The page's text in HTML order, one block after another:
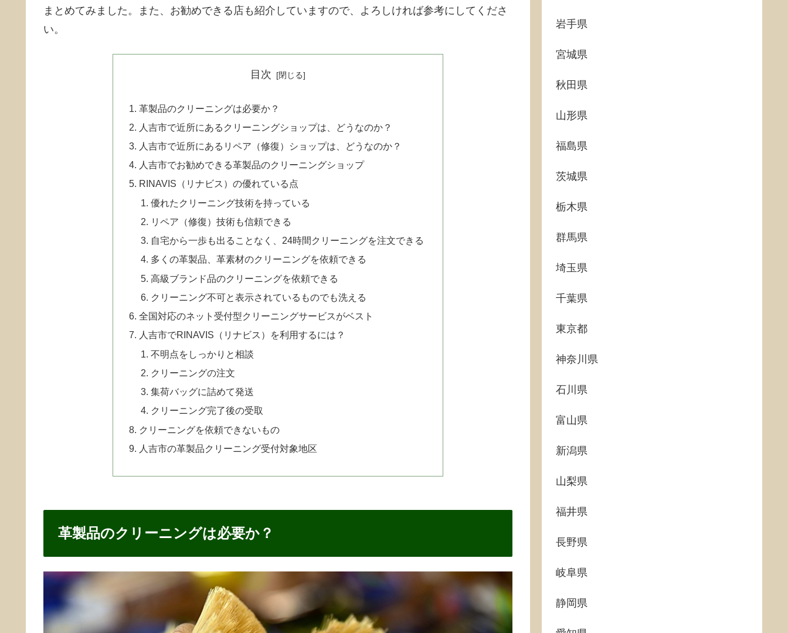
まとめてみました。また、お勧めできる店も紹介していますので、よろしければ参考にしてくださ
い。
目次
革製品のクリーニングは必要か？
人吉市で近所にあるクリーニングショップは、どうなのか？
人吉市で近所にあるリペア（修復）ショップは、どうなのか？
人吉市でお勧めできる革製品のクリーニングショップ
RINAVIS（リナビス）の優れている点
優れたクリーニング技術を持っている
リペア（修復）技術も信頼できる
自宅から一歩も出ることなく、24時間クリーニングを注文できる
多くの革製品、革素材のクリーニングを依頼できる
高級ブランド品のクリーニングを依頼できる
クリーニング不可と表示されているものでも洗える
全国対応のネット受付型クリーニングサービスがベスト
人吉市でRINAVIS（リナビス）を利用するには？
不明点をしっかりと相談
クリーニングの注文
集荷バッグに詰めて発送
クリーニング完了後の受取
クリーニングを依頼できないもの
人吉市の革製品クリーニング受付対象地区
革製品のクリーニングは必要か？
岩手県
宮城県
秋田県
山形県
福島県
茨城県
栃木県
群馬県
埼玉県
千葉県
東京都
神奈川県
石川県
富山県
新潟県
山梨県
福井県
長野県
岐阜県
静岡県